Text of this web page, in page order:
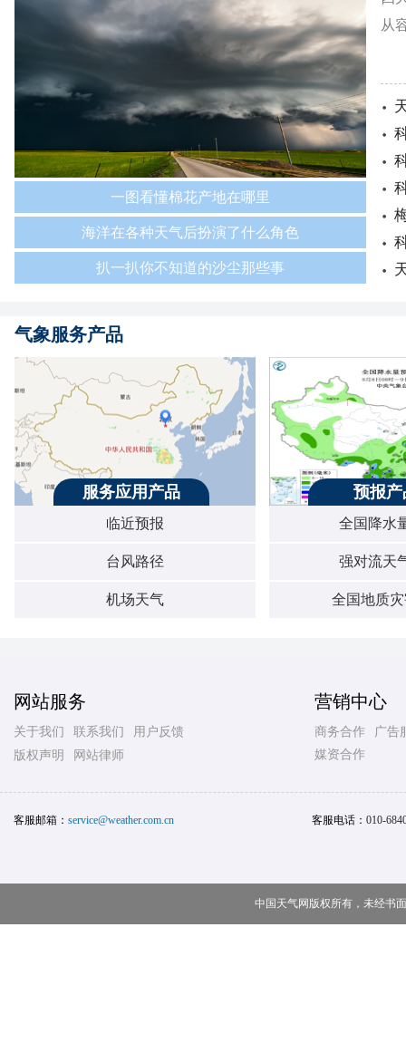
一图看懂棉花产地在哪里
海洋在各种天气后扮演了什么角色
扒一扒你不知道的沙尘那些事
从
气象服务产品
服务应用产品
临近预报
台风路径
机场天气
预报产
全国降水
强对流天
全国地质
网站服务
关于我们 联系我们
用户反馈
版权声明
网站律师
营销中心
商务合作
广告
媒资合作
客服邮箱： service@weather.com.cn 客服电话： 010-
中国天气网版权所有，未经